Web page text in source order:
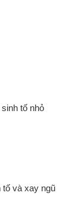
tố nhỏ
và xay ngũ